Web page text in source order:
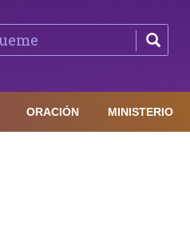
ORACIÓN MINISTERIO